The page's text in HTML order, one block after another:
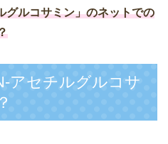
グルコサミン」のネットでの
アセチルグルコサ